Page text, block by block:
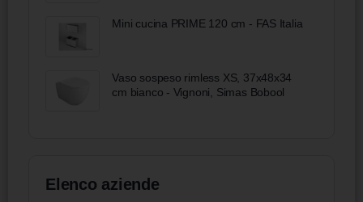
Mini cucina PRIME 120 cm - FAS Italia
Vaso sospeso rimless XS, 37x48x34
cm bianco - Vignoni, Simas Bobool
Elenco aziende